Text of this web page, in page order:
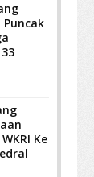
Puncak
Ke